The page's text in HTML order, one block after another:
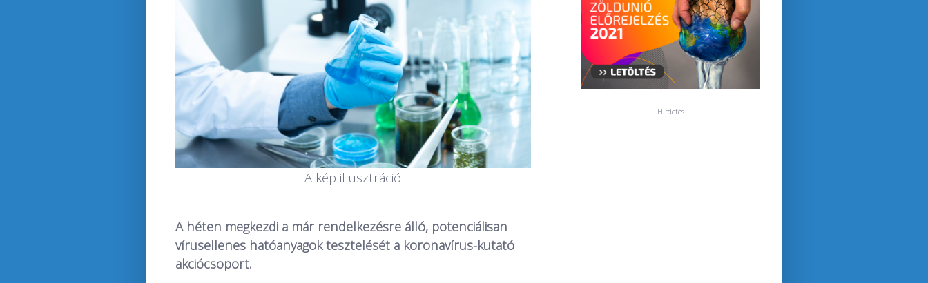
A kép illusztráció
A héten megkezdi a már rendelkezésre álló, potenciálisan
vírusellenes hatóanyagok tesztelését a koronavírus-kutató
akciócsoport.
Hirdetés